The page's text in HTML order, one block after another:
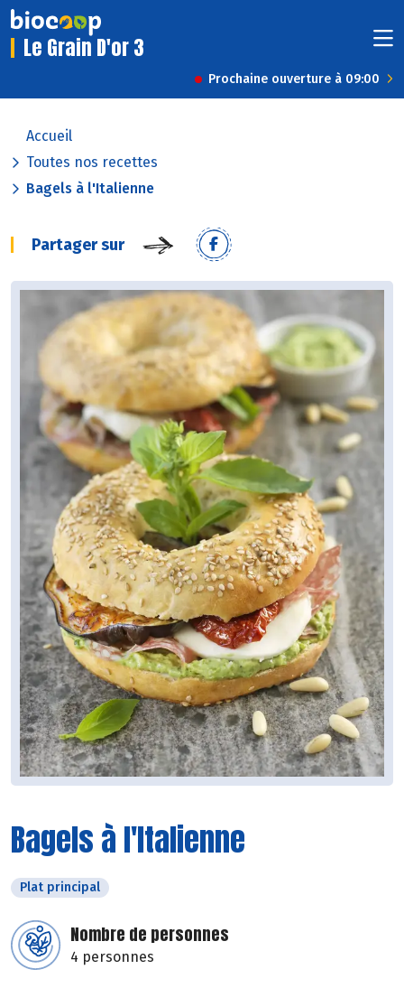
Le Grain D'or 3
Prochaine ouverture à 09:00
Accueil
Toutes nos recettes
Bagels à l'Italienne
Partager sur
Bagels à l'Italienne
Plat principal
Nombre de personnes
4 personnes